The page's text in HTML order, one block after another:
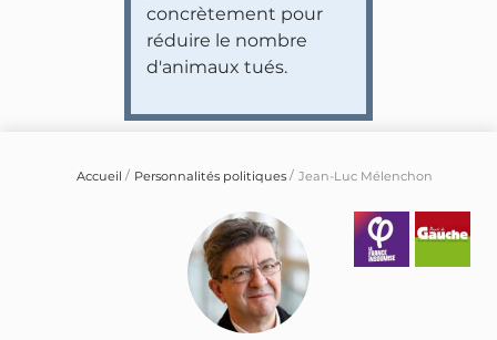
concrètement pour
réduire le nombre
d'animaux tués.
Accueil Personnalités politiques Jean-Luc Mélenchon